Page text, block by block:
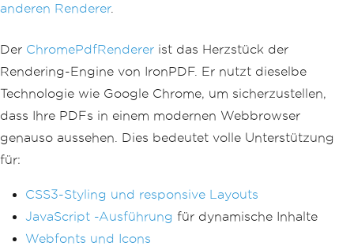
anderen Renderer.
Der ChromePdfRenderer ist das Herzstück der
Rendering-Engine von IronPDF. Er nutzt dieselbe
Technologie wie Google Chrome, um sicherzustellen,
dass Ihre PDFs in einem modernen Webbrowser
genauso aussehen. Dies bedeutet volle Unterstützung
für:
CSS3-Styling und responsive Layouts
JavaScript -Ausführung für dynamische Inhalte
Webfonts und Icons